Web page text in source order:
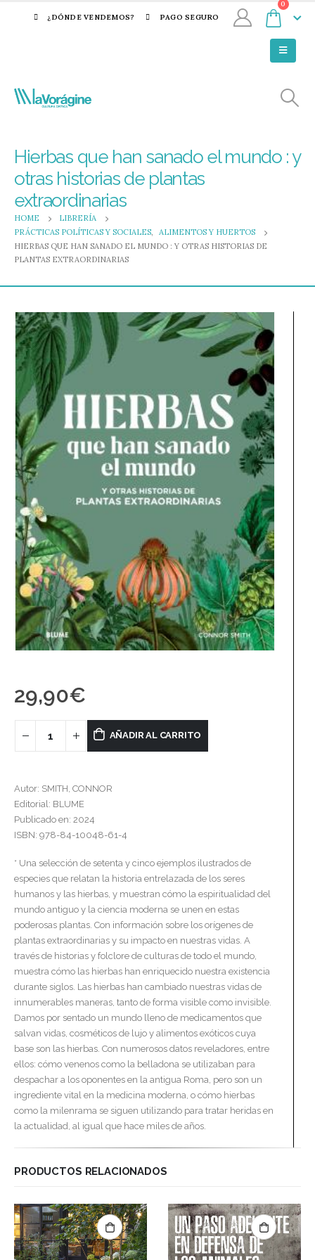
¿DÓNDE VENDEMOS? PAGO SEGURO
0
Hierbas que han sanado el mundo : y
otras historias de plantas
extraordinarias
HOME
LIBRERÍA
PRÁCTICAS POLÍTICAS Y SOCIALES,
ALIMENTOS Y HUERTOS
HIERBAS QUE HAN SANADO EL MUNDO : Y OTRAS HISTORIAS DE
PLANTAS EXTRAORDINARIAS
29,90€
AÑADIR AL CARRITO
Autor: SMITH, CONNOR
Editorial: BLUME
Publicado en: 2024
ISBN: 978-84-10048-61-4
* Una selección de setenta y cinco ejemplos ilustrados de
especies que relatan la historia entrelazada de los seres
humanos y las hierbas, y muestran cómo la espiritualidad del
mundo antiguo y la ciencia moderna se unen en estas
poderosas plantas. Con información sobre los orígenes de
plantas extraordinarias y su impacto en nuestras vidas. A
través de historias y folclore de culturas de todo el mundo,
muestra cómo las hierbas han enriquecido nuestra existencia
durante siglos. Las hierbas han cambiado nuestras vidas de
innumerables maneras, tanto de forma visible como invisible.
Damos por sentado un mundo lleno de medicamentos que
salvan vidas, cosméticos de lujo y alimentos exóticos cuya
base son las hierbas. Con numerosos datos reveladores, entre
ellos: cómo venenos como la belladona se utilizaban para
despachar a los oponentes en la antigua Roma, pero son un
ingrediente vital en la medicina moderna, o cómo hierbas
como la milenrama se siguen utilizando para tratar heridas en
la actualidad, al igual que hace miles de años.
PRODUCTOS RELACIONADOS